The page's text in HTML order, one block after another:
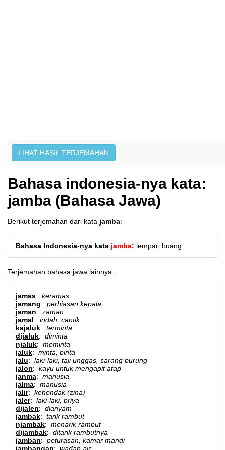
Bahasa indonesia-nya kata:
jamba (Bahasa Jawa)
Berikut terjemahan dari kata jamba:
Bahasa Indonesia-nya kata jamba: lempar, buang
Terjemahan bahasa jawa lainnya:
jamas: keramas
jamang: perhiasan kepala
jaman: zaman
jamal: indah, cantik
kajaluk: terminta
dijaluk: diminta
njaluk: meminta
jaluk: minta, pinta
jalu: laki-laki, taji unggas, sarang burung
jalon: kayu untuk mengapit atap
janma: manusia
jalma: manusia
jalir: kehendak (zina)
jaler: laki-laki, priya
dijalen: dianyam
jambak: tarik rambut
njambak: menarik rambut
dijambak: ditarik rambutnya
jamban: peturasan, kamar mandi